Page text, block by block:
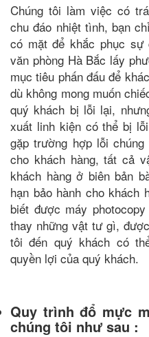
Chúng tôi làm việc có
chu đáo nhiệt tình, bạn
có mặt để khắc phục sự
văn phòng Hà Bắc lấy
mục tiêu phấn đấu để
dù không mong muốn
quý khách bị lỗi lại,
xuất linh kiện có thể bị
gặp trường hợp lỗi
cho khách hàng, tất cả
khách hàng ở biên bản
hạn bảo hành cho khách
biết được máy
thay những vật tư gì,
tôi đến quý khách có
quyền lợi của quý khách.
Quy trình đổ mực
chúng tôi như sau :